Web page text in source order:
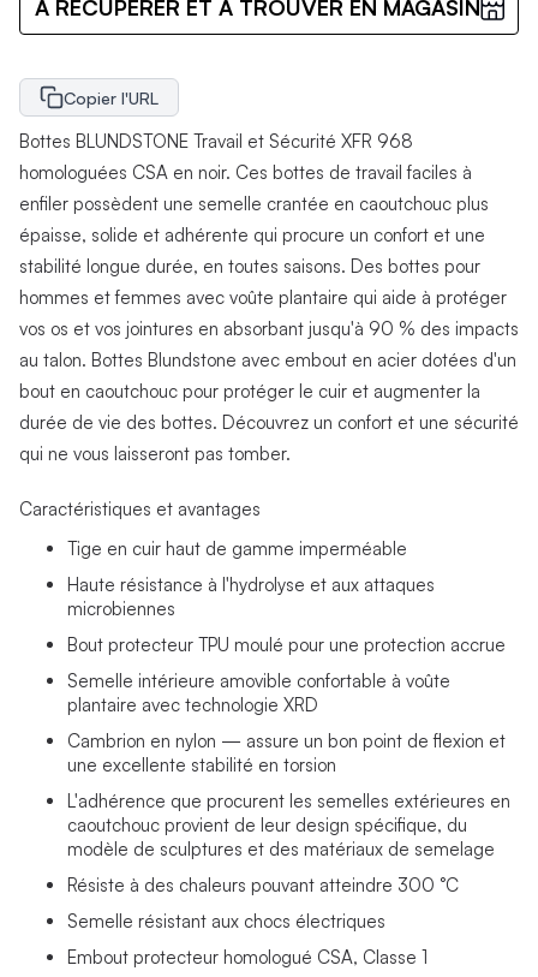
À RÉCUPÉRER ET À TROUVER EN MAGASIN
Copier l'URL
Bottes BLUNDSTONE Travail et Sécurité XFR 968
homologuées CSA en noir. Ces bottes de travail faciles à
enfiler possèdent une semelle crantée en caoutchouc plus
épaisse, solide et adhérente qui procure un confort et une
stabilité longue durée, en toutes saisons. Des bottes pour
hommes et femmes avec voûte plantaire qui aide à protéger
vos os et vos jointures en absorbant jusqu'à 90 % des impacts
au talon. Bottes Blundstone avec embout en acier dotées d'un
bout en caoutchouc pour protéger le cuir et augmenter la
durée de vie des bottes. Découvrez un confort et une sécurité
qui ne vous laisseront pas tomber.
Caractéristiques et avantages
Tige en cuir haut de gamme imperméable
Haute résistance à l'hydrolyse et aux attaques
microbiennes
Bout protecteur TPU moulé pour une protection accrue
Semelle intérieure amovible confortable à voûte
plantaire avec technologie XRD
Cambrion en nylon — assure un bon point de flexion et
une excellente stabilité en torsion
L'adhérence que procurent les semelles extérieures en
caoutchouc provient de leur design spécifique, du
modèle de sculptures et des matériaux de semelage
Résiste à des chaleurs pouvant atteindre 300 °C
Semelle résistant aux chocs électriques
Embout protecteur homologué CSA, Classe 1